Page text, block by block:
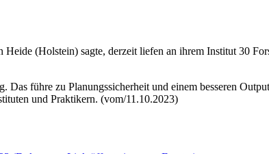
Heide (Holstein) sagte, derzeit liefen an ihrem Institut 30
führe zu Planungssicherheit und einem besseren
und Praktikern. (vom/11.10.2023)